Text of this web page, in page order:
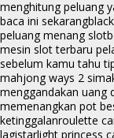
menghitung peluang
baca ini sekarang
peluang menang slot
mesin slot terbaru
sebelum kamu tahu
mahjong ways 2
menggandakan uang
memenangkan pot
ketinggalanroulette
lagistarlight princess